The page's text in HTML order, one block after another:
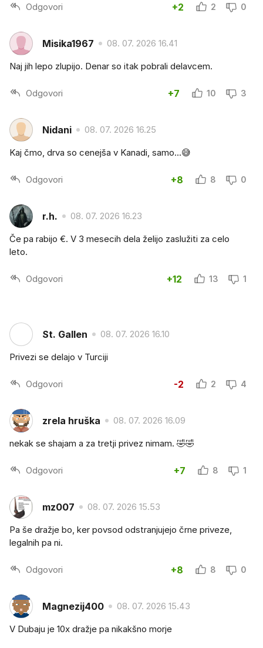
Odgovori +2 2 0
Misika1967 08. 07. 2026 16.41
Naj jih lepo zlupijo. Denar so itak pobrali delavcem.
Odgovori +7 10 3
Nidani 08. 07. 2026 16.25
Kaj čmo, drva so cenejša v Kanadi, samo...😅
Odgovori +8 8 0
r.h. 08. 07. 2026 16.23
Če pa rabijo €. V 3 mesecih dela želijo zaslužiti za celo
leto.
Odgovori +12 13 1
St. Gallen 08. 07. 2026 16.10
Privezi se delajo v Turciji
Odgovori -2 2 4
zrela hruška 08. 07. 2026 16.09
nekak se shajam a za tretji privez nimam. 🤣🤣
Odgovori +7 8 1
mz007 08. 07. 2026 15.53
Pa še dražje bo, ker povsod odstranjujejo črne priveze,
legalnih pa ni.
Odgovori +8 8 0
Magnezij400 08. 07. 2026 15.43
V Dubaju je 10x dražje pa nikakšno morje